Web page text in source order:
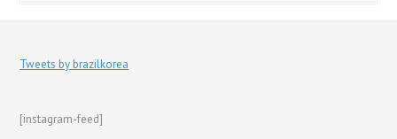
Tweets by brazilkorea
[instagram-feed]